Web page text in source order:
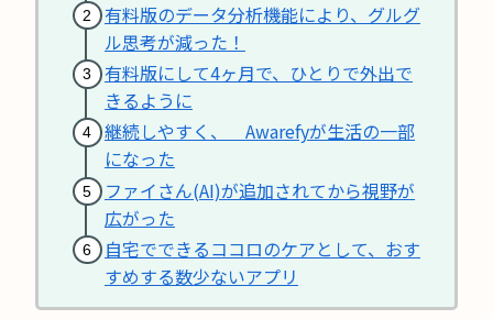
有料版のデータ分析機能により、グルグ
ル思考が減った！
有料版にして4ヶ月で、ひとりで外出で
きるように
継続しやすく、 Awarefyが生活の一部
になった
ファイさん(AI)が追加されてから視野が
広がった
自宅でできるココロのケアとして、おす
すめする数少ないアプリ